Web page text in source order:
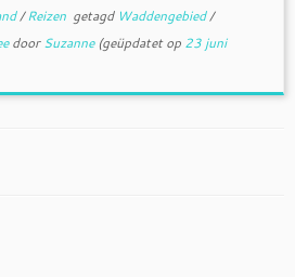
/Reizen getagd Waddengebied/
doorSuzanne(geüpdatet op 23 juni